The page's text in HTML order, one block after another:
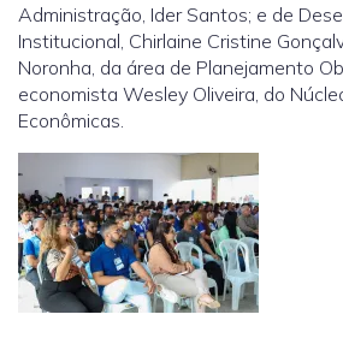
Administração, Ider Santos; e de
Institucional, Chirlaine Cristine
Noronha, da área de Planejamento
economista Wesley Oliveira, do
Econômicas.